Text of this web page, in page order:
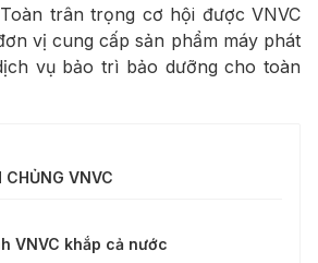
trân trọng cơ hội được VNVC
vị cung cấp sản phẩm máy phát
vụ bảo trì bảo dưỡng cho toàn
CHỦNG VNVC
VNVC khắp cả nước